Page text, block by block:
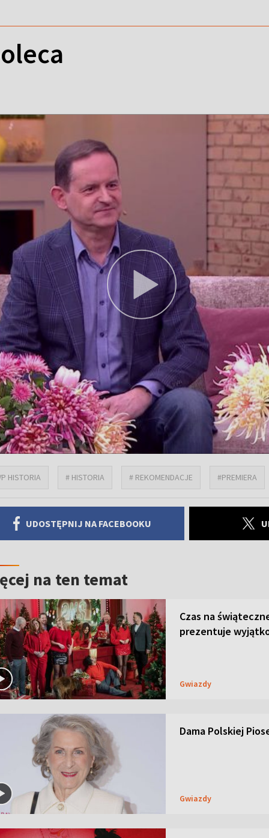
HISTORIA # HISTORIA # REKOMENDACJE #PREMIERA
UDOSTĘPNIJ NA FACEBOOKU
na ten temat
Czas na
prezentuje
Gwiazdy
Dama Polskiej
Gwiazdy